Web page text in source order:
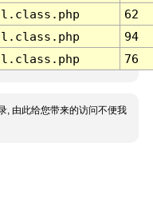
62
94
76
, 由此给您带来的访问不便我